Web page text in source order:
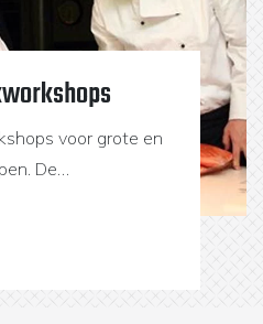
voor grote en
De
en SInt-Oedenrode.